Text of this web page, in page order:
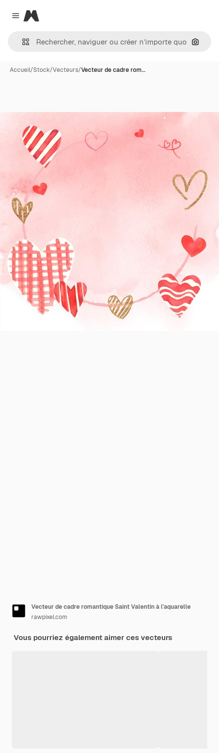
Close menu
Magnific
Accueil/Stock/Vecteurs/Vecteur de cadre rom…
Vecteur de cadre romantique Saint Valentin à l'aquarelle
rawpixel.com
Vous pourriez également aimer ces vecteurs